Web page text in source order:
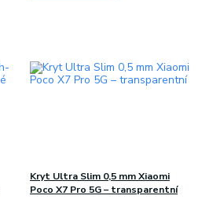
Kryt Ultra Slim 0,5 mm Xiaomi
Poco X7 Pro 5G – transparentní